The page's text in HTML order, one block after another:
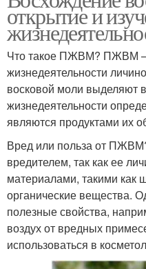
открытие и
Что такое ПЖВМ? ПЖВМ –
жизнедеятельности
восковой моли выделяют
жизнедеятельности
являются продуктами их
Вред или польза от
вредителем, так как ее
материалами, такими как
органические вещества.
полезные свойства,
воздух от вредных
использоваться в